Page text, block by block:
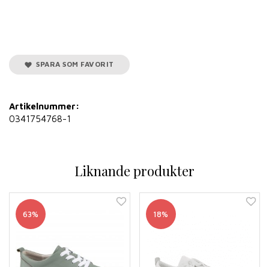
SPARA SOM FAVORIT
Artikelnummer:
0341754768-1
Liknande produkter
63% 18%